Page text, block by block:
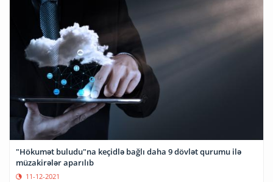
"Hökumət buludu"na keçidlə bağlı daha 9 dövlət qurumu ilə
müzakirələr aparılıb
11-12-2021